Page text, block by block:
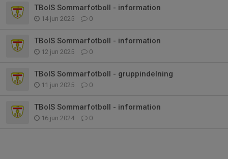
TBoIS Sommarfotboll - information
14 jun 2025 0
TBoIS Sommarfotboll - information
12 jun 2025 0
TBoIS Sommarfotboll - gruppindelning
11 jun 2025 0
TBoIS Sommarfotboll - information
16 jun 2024 0